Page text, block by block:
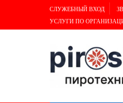
содержимому
СЛУЖЕБНЫЙ ВХОД
УСЛУГИ ПО